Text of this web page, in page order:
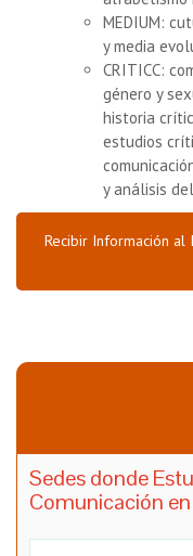
MEDIUM:
y media
CRITICC:
género y
historia
estudios
y análisis
Recibir Información al
Sedes donde
Comunicación